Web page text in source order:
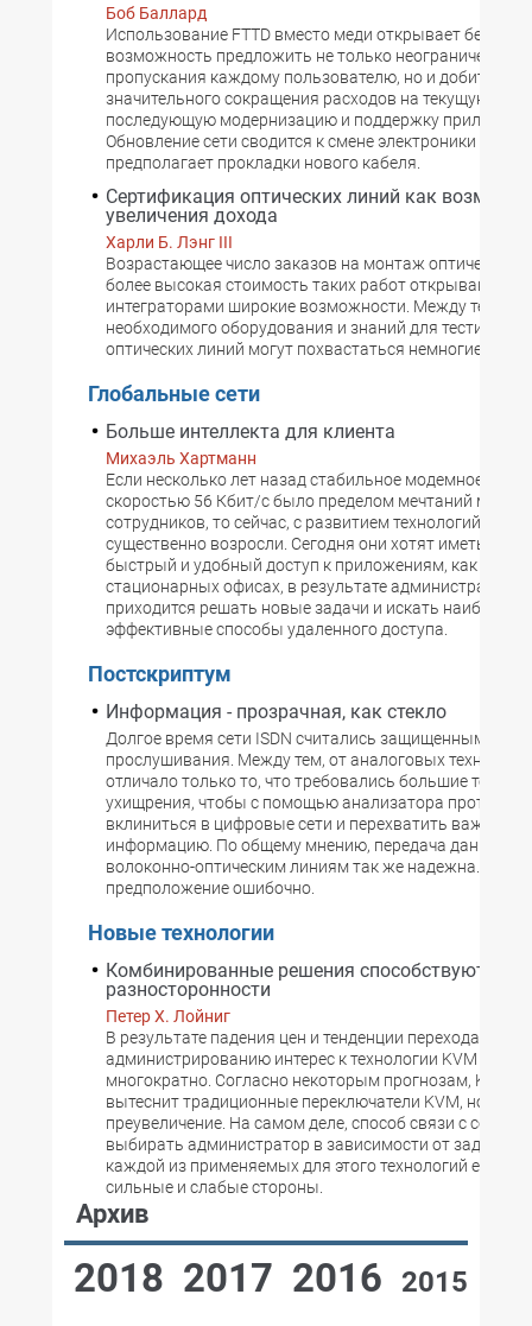
Боб Баллард
Использование FTTD вместо меди открывает
возможность предложить не только неограниченную
пропускания каждому пользователю, но и добиться
значительного сокращения расходов на текущую и
последующую модернизацию и поддержку
Обновление сети сводится к смене электроники и не
предполагает прокладки нового кабеля.
Сертификация оптических линий как
увеличения дохода
Харли Б. Лэнг III
Возрастающее число заказов на монтаж оптических
более высокая стоимость таких работ открывают
интеграторами широкие возможности. Между тем,
необходимого оборудования и знаний для
оптических линий могут похвастаться немногие.
Глобальные сети
Больше интеллекта для клиента
Михаэль Хартманн
Если несколько лет назад стабильное модемное
скоростью 56 Кбит/с было пределом мечтаний
сотрудников, то сейчас, с развитием технологий, их
существенно возросли. Сегодня они хотят иметь
быстрый и удобный доступ к приложениям, как и их
стационарных офисах, в результате
приходится решать новые задачи и искать наиболее
эффективные способы удаленного доступа.
Постскриптум
Информация - прозрачная, как стекло
Долгое время сети ISDN считались защищенными от
прослушивания. Между тем, от аналоговых
отличало только то, что требовались большие
ухищрения, чтобы с помощью анализатора
вклиниться в цифровые сети и перехватить важную
информацию. По общему мнению, передача данных по
волоконно-оптическим линиям так же надежна.
предположение ошибочно.
Новые технологии
Комбинированные решения способствуют
разносторонности
Петер Х. Лойниг
В результате падения цен и тенденции перехода к
администрированию интерес к технологии KVM по IP
многократно. Согласно некоторым прогнозам, KVM
вытеснит традиционные переключатели KVM, но это,
преувеличение. На самом деле, способ связи с
выбирать администратор в зависимости от задачи,
каждой из применяемых для этого технологий есть
сильные и слабые стороны.
Архив
2018 2017 2016
2015